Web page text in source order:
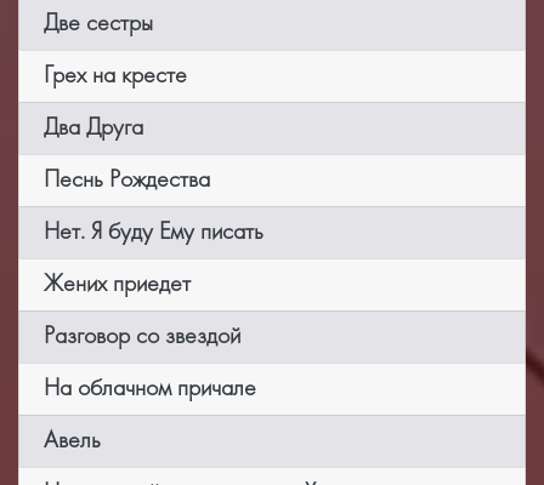
Две сестры
Грех на кресте
Два Друга
Песнь Рождества
Нет. Я буду Ему писать
Жених приедет
Разговор со звездой
На облачном причале
Авель